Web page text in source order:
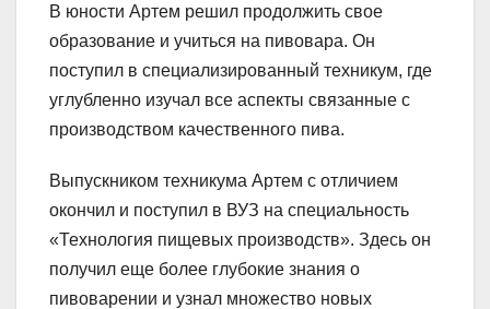
В юности Артем решил продолжить свое
образование и учиться на пивовара. Он
поступил в специализированный техникум, где
углубленно изучал все аспекты связанные с
производством качественного пива.
Выпускником техникума Артем с отличием
окончил и поступил в ВУЗ на специальность
«Технология пищевых производств». Здесь он
получил еще более глубокие знания о
пивоварении и узнал множество новых